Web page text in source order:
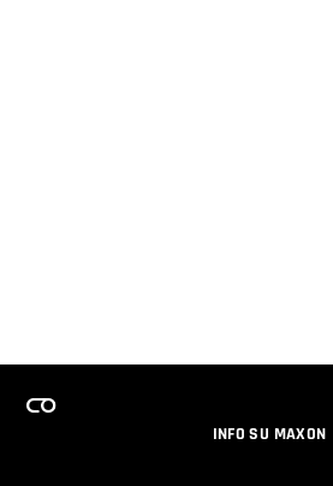
INFO SU MAXON